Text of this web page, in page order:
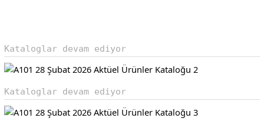
Kataloglar devam ediyor
Kataloglar devam ediyor